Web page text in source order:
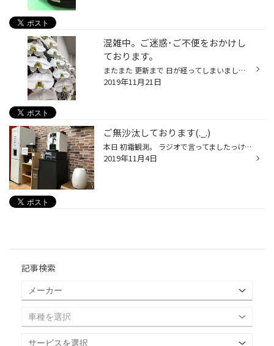
混雑中。ご迷惑･ご不便をおかけし
ております。
またまた 更新まで 日が経ってしまいました。 申し訳ありません(._.) ただいま 冬タイヤへの交換で タイヤ館盛岡中央店は 混雑中でございます。 オープンで いただいた胡蝶蘭。 まだまだ元気です。 明日も 元気に営業いたします！！
2019年11月21日
ご無沙汰しております(._.)
本日 初霜観測。 ラジオで言ってましたっけ。 寒くなってきましたが 皆様 体調は大丈夫ですか？ タイヤ館盛岡中央店 9月20日のOPENから 元気もりもり 営業中です!! インフルエンザも流行ってる ところがあるようです。 店内に 加湿器を置きました(/・ω・)/ しっかりインフルエンザ対策中。 タイヤ館...
2019年11月4日
記事検索